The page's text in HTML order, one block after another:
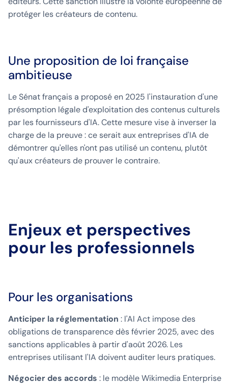
protéger les créateurs de contenu.
Une proposition de loi française
ambitieuse
Le Sénat français a proposé en 2025 l'instauration d'une
présomption légale d'exploitation des contenus culturels
par les fournisseurs d'IA. Cette mesure vise à inverser la
charge de la preuve : ce serait aux entreprises d'IA de
démontrer qu'elles n'ont pas utilisé un contenu, plutôt
qu'aux créateurs de prouver le contraire.
Enjeux et perspectives
pour les professionnels
Pour les organisations
Anticiper la réglementation : l'AI Act impose des
obligations de transparence dès février 2025, avec des
sanctions applicables à partir d'août 2026. Les
entreprises utilisant l'IA doivent auditer leurs pratiques.
Négocier des accords : le modèle Wikimedia Enterprise